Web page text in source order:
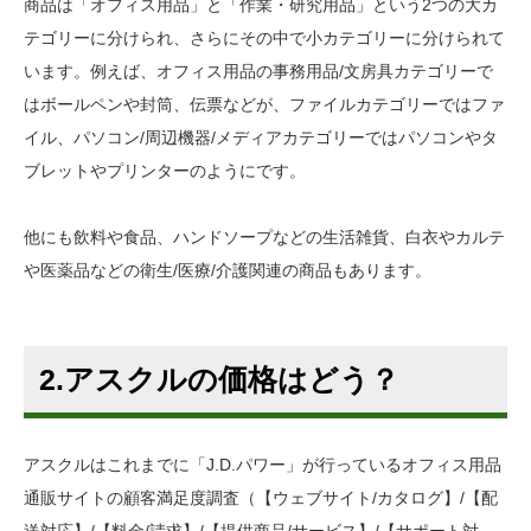
商品は「オフィス用品」と「作業・研究用品」という2つの大カ
テゴリーに分けられ、さらにその中で小カテゴリーに分けられて
います。例えば、オフィス用品の事務用品/文房具カテゴリーで
はボールペンや封筒、伝票などが、ファイルカテゴリーではファ
イル、パソコン/周辺機器/メディアカテゴリーではパソコンやタ
ブレットやプリンターのようにです。
他にも飲料や食品、ハンドソープなどの生活雑貨、白衣やカルテ
や医薬品などの衛生/医療/介護関連の商品もあります。
2.アスクルの価格はどう？
アスクルはこれまでに「J.D.パワー」が行っているオフィス用品
通販サイトの顧客満足度調査（【ウェブサイト/カタログ】/【配